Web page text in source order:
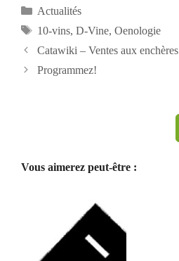
Catégories
Actualités
Étiquettes
10-vins, D-Vine, Oenologie
Navigation
des
Catawiki – Ventes aux enchères
Programmez!
Vous aimerez peut-être :